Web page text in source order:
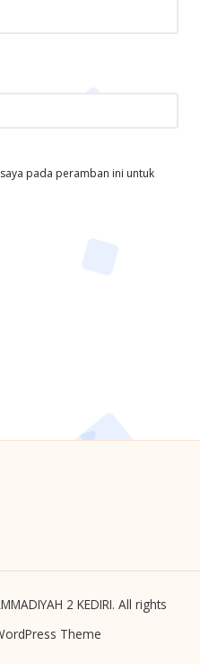
pada peramban ini untuk
2 KEDIRI. All rights
Theme